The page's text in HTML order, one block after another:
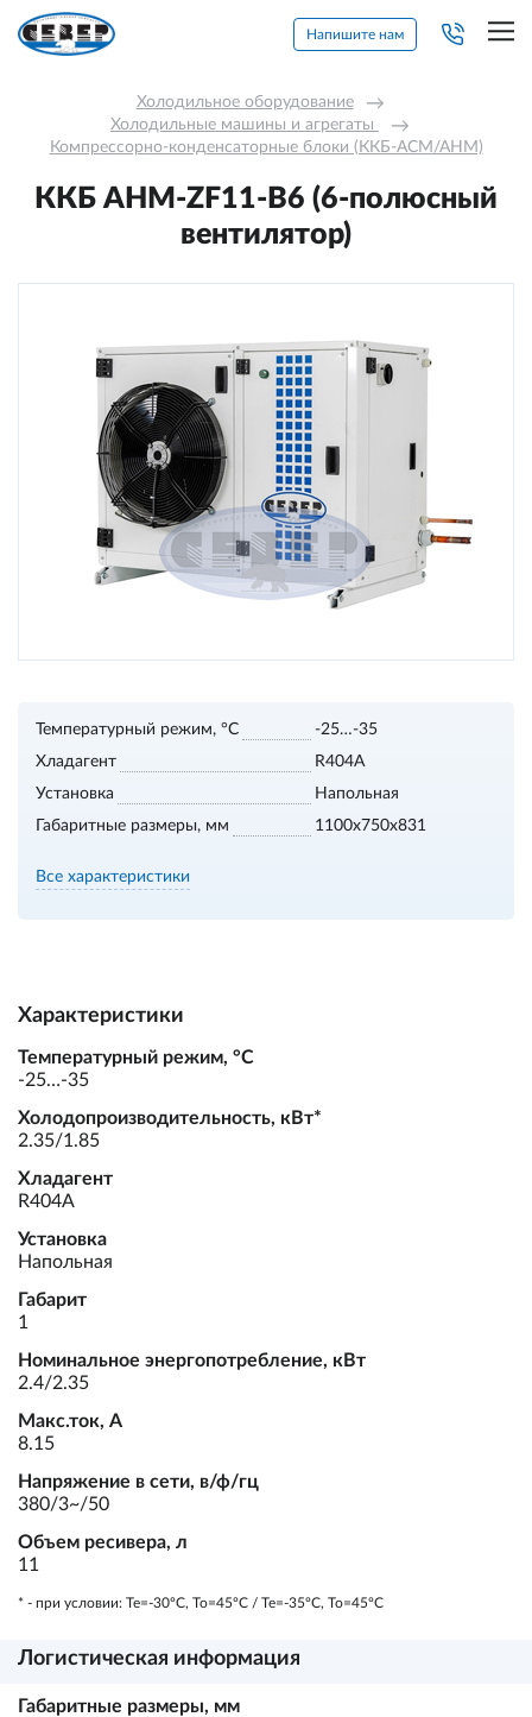
Напишите нам
Холодильное оборудование →
Холодильные машины и агрегаты →
Компрессорно-конденсаторные блоки (ККБ-АСМ/АНМ)
ККБ AНM-ZF11-В6 (6-полюсный
вентилятор)
Температурный режим, °С
-25…-35
Хладагент
R404A
Установка
Напольная
Габаритные размеры, мм
1100х750х831
Все характеристики
Характеристики
Температурный режим, °С
-25…-35
Холодопроизводительность, кВт*
2.35/1.85
Хладагент
R404A
Установка
Напольная
Габарит
1
Номинальное энергопотребление, кВт
2.4/2.35
Макс.ток, А
8.15
Напряжение в сети, в/ф/гц
380/3~/50
Объем ресивера, л
11
* - при условии: Te=-30ºC, To=45ºC / Te=-35ºC, To=45ºC
Логистическая информация
Габаритные размеры, мм